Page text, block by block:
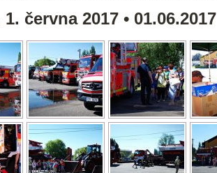
června 2017 • 01.06.2017